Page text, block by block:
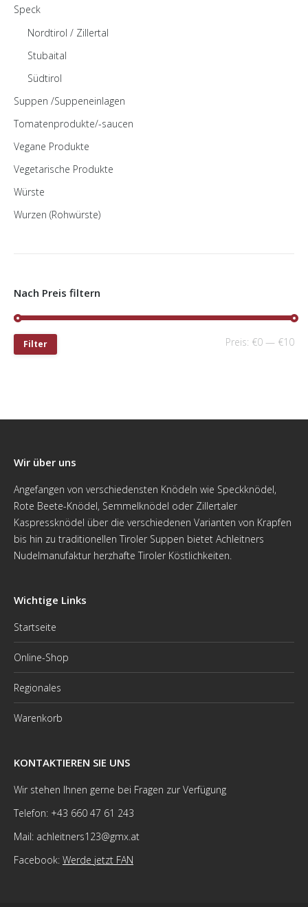
Speck
Nordtirol / Zillertal
Stubaital
Südtirol
Suppen /Suppeneinlagen
Tomatenprodukte/-saucen
Vegane Produkte
Vegetarische Produkte
Würste
Wurzen (Rohwürste)
Nach Preis filtern
Filter Preis: €0 — €10
Wir über uns
Angefangen von verschiedensten Knödeln wie Speckknödel,
Rote Beete-Knödel, Semmelknödel oder Zillertaler
Kaspressknödel über die verschiedenen Varianten von Krapfen
bis hin zu traditionellen Tiroler Suppen bietet Achleitners
Nudelmanufaktur herzhafte Tiroler Köstlichkeiten.
Wichtige Links
Startseite
Online-Shop
Regionales
Warenkorb
KONTAKTIEREN SIE UNS
Wir stehen Ihnen gerne bei Fragen zur Verfügung
Telefon: +43 660 47 61 243
Mail: achleitners123@gmx.at
Facebook: Werde jetzt FAN